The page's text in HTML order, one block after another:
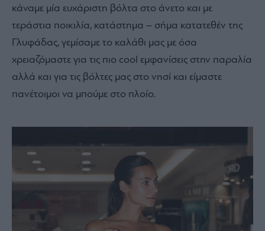
κάναμε μία ευχάριστη βόλτα στο άνετο και με
τεράστια ποικιλία, κατάστημα – σήμα κατατεθέν της
Γλυφάδας, γεμίσαμε το καλάθι μας με όσα
χρειαζόμαστε για τις πιο cool εμφανίσεις στην παραλία
αλλά και για τις βόλτες μας στο νησί και είμαστε
πανέτοιμοι να μπούμε στο πλοίο.